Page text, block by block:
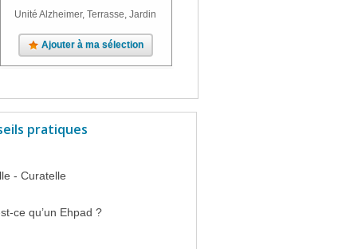
Unité Alzheimer, Terrasse, Jardin
Ajouter à ma sélection
pratiques
- Curatelle
ce qu’un Ehpad ?